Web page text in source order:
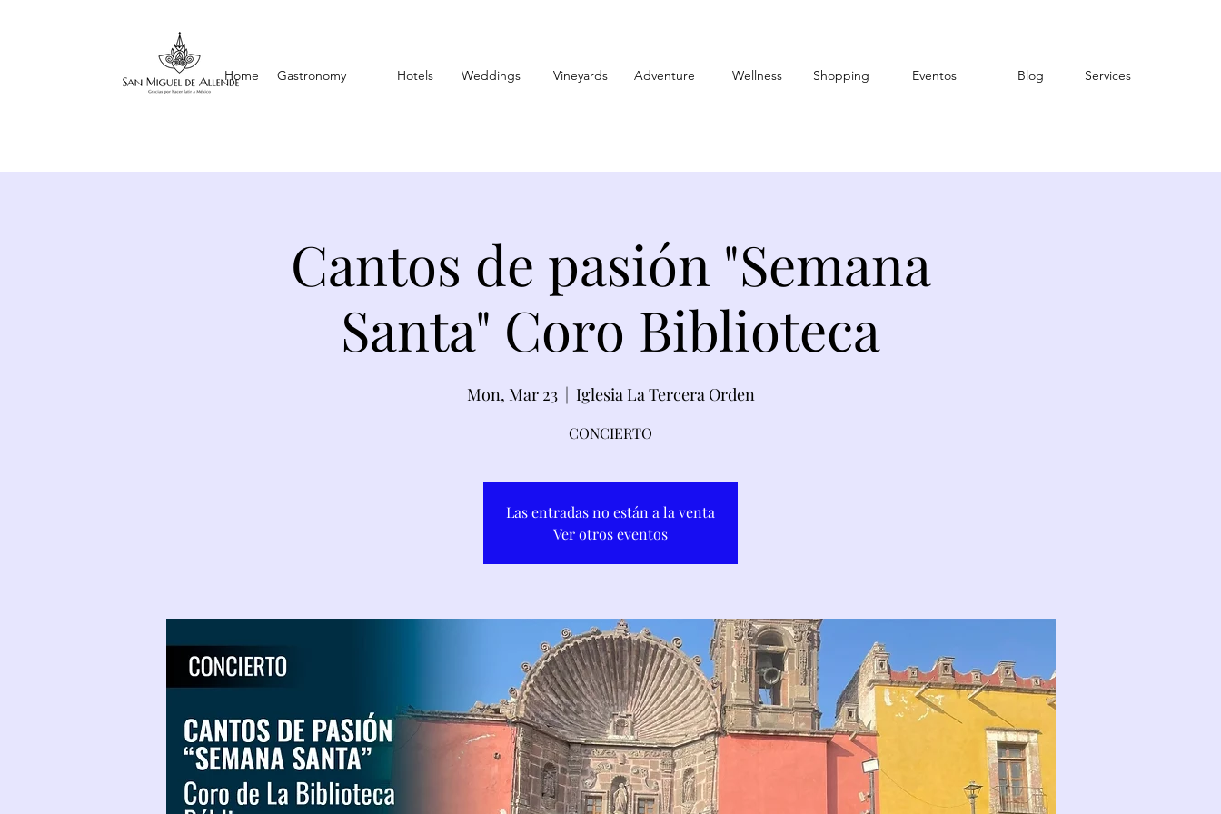
Home Gastronomy Hotels Weddings Vineyards Adventure Wellness Shopping Eventos Blog Services
Cantos de pasión "Semana
Santa" Coro Biblioteca
Mon, Mar 23
  |
Iglesia La Tercera Orden
CONCIERTO
Las entradas no están a la venta
Ver otros eventos